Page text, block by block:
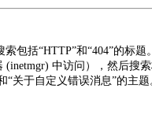
索包括“HTTP”和“404”的标题
(inetmgr) 中访问），然后搜
“关于自定义错误消息”的主题